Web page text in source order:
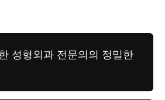
성형외과 전문의의 정밀한